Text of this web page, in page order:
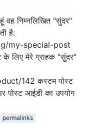
वह निम्नलिखित "सुंदर"
है:
my-special-post
लिए मेरे ग्राहक "सुंदर"
142 कस्टम पोस्ट
पोस्ट आईडी का उपयोग
permalinks